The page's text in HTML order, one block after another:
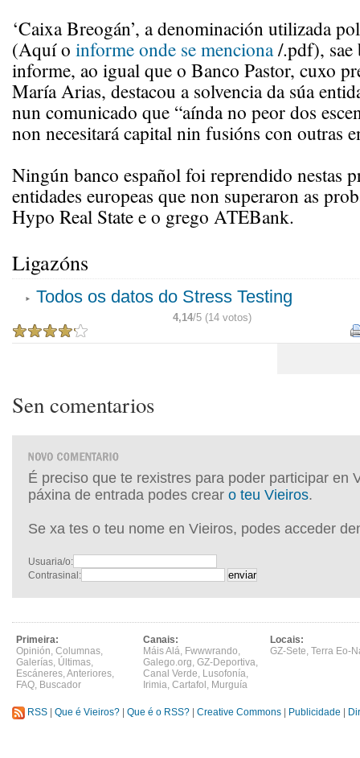
‘Caixa Breogán’, a denominación utilizada
(Aquí o informe onde se menciona/.pdf), sae
informe, ao igual que o Banco Pastor, cuxo
María Arias, destacou a solvencia da súa
nun comunicado que “aínda no peor dos
non necesitará capital nin fusións con outras
Ningún banco español foi reprendido nestas
entidades europeas que non superaron as
Hypo Real State e o grego ATEBank.
Ligazóns
Todos os datos do Stress Testing
4,14/5 (14 votos)
Sen comentarios
É preciso que te rexistres para poder participar en
páxina de entrada podes crear o teu Vieiros.
Se xa tes o teu nome en Vieiros, podes acceder
Usuaria/o:
Contrasinal:
Primeira:
Opinión, Columnas,
Galerías, Últimas,
Escáneres,Anteriores,
FAQ, Buscador
Canais:
Máis Alá, Fwwwrando,
Galego.org, GZ-Deportiva,
Canal Verde, Lusofonía,
Irimia, Cartafol , Murguía
Locais:
GZ-Sete, Terra Eo-
RSS Que é Vieiros? Que é o RSS? Creative Commons Publicidade